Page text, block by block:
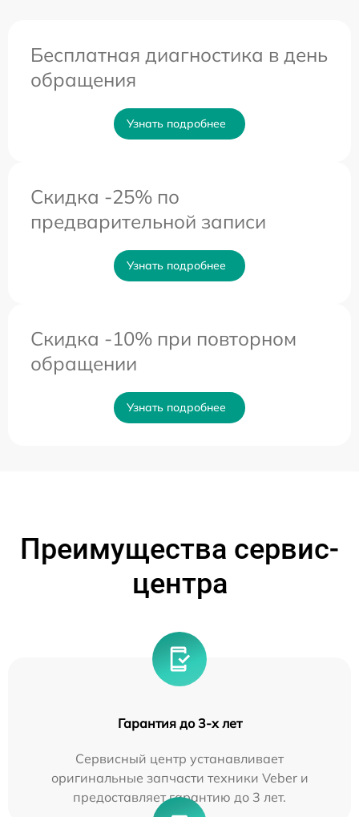
Бесплатная диагностика в день
обращения
Узнать подробнее
Скидка -25% по
предварительной записи
Узнать подробнее
Скидка -10% при повторном
обращении
Узнать подробнее
Преимущества сервис-
центра
Гарантия до 3-х лет
Сервисный центр устанавливает
оригинальные запчасти техники Veber и
предоставляет гарантию до 3 лет.